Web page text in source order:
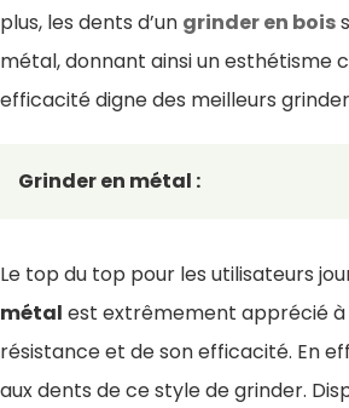
plus, les dents d’un grinder en bois
métal, donnant ainsi un esthétisme
efficacité digne des meilleurs
Grinder en métal :
Le top du top pour les utilisateurs
métal est extrêmement apprécié à
résistance et de son efficacité. En
aux dents de ce style de grinder.